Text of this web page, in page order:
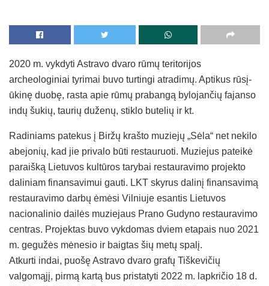
2020 m. vykdyti Astravo dvaro rūmų teritorijos
archeologiniai tyrimai buvo turtingi atradimų. Aptikus rūsį-
ūkinę duobę, rasta apie rūmų prabangą bylojančių fajanso
indų šukių, taurių duženų, stiklo butelių ir kt.
Radiniams patekus į Biržų krašto muziejų „Sėla“ net nekilo
abejonių, kad jie privalo būti restauruoti. Muziejus pateikė
paraišką Lietuvos kultūros tarybai restauravimo projekto
daliniam finansavimui gauti. LKT skyrus dalinį finansavimą
restauravimo darbų ėmėsi Vilniuje esantis Lietuvos
nacionalinio dailės muziejaus Prano Gudyno restauravimo
centras. Projektas buvo vykdomas dviem etapais nuo 2021
m. gegužės mėnesio ir baigtas šių metų spalį.
Atkurti indai, puošę Astravo dvaro grafų Tiškevičių
valgomąjį, pirmą kartą bus pristatyti 2022 m. lapkričio 18 d.